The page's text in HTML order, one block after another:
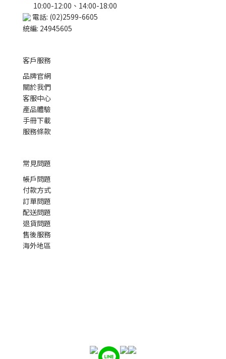
10:00-12:00、14:00-18:00
電話: (02)2599-6605
統編: 24945605
客戶服務
品牌官網
關於我們
客服中心
產品體驗
手冊下載
服務條款
常見問題
帳戶問題
付款方式
訂單問題
配送問題
退貨問題
售後服務
海外地區